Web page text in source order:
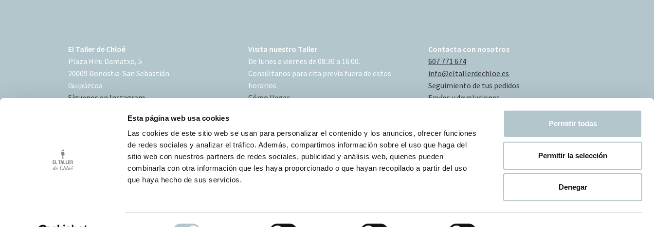
Esta página web usa cookies
Las cookies de este sitio web se usan para personalizar el contenido y los anuncios, ofrecer funciones
de redes sociales y analizar el tráfico. Además, compartimos información sobre el uso que haga del
sitio web con nuestros partners de redes sociales, publicidad y análisis web, quienes pueden
combinarla con otra información que les haya proporcionado o que hayan recopilado a partir del uso
que haya hecho de sus servicios.
Permitir todas
Permitir la selección
Denegar
El Taller de Chloé
Plaza Hiru Damatxo, 5
20009 Donostia-San Sebastián
Guipúzcoa
Síguenos en Instagram
Visita nuestro Taller
De lunes a viernes de 08:30 a 16:00.
Consúltanos para cita previa fuera de estos
horarios.
Cómo llegar
Contacta con nosotros
607 771 674
info@eltallerdechloe.es
Seguimiento de tus pedidos
Envíos y devoluciones
Condiciones de uso
Política de Cookies